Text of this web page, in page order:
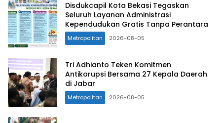
Disdukcapil Kota Bekasi Tegaskan
Seluruh Layanan Administrasi
Kependudukan Gratis Tanpa Perantara
Metropolitan 2026-08-05
Tri Adhianto Teken Komitmen
Antikorupsi Bersama 27 Kepala Daerah
di Jabar
Metropolitan 2026-08-05